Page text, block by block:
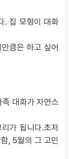
. 집 모형이 대화
큼은 하고 싶어
대화가 자연스
가 됩니다.초저
, 5월의 그 고민